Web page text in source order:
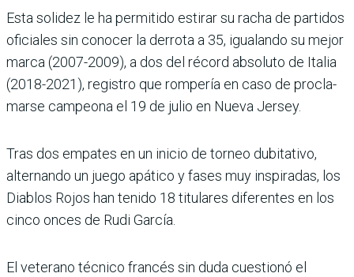
Esta solidez le ha permi­tido estirar su racha de par­tidos
oficiales sin conocer la derrota a 35, igualando su mejor
marca (2007-2009), a dos del récord absoluto de Ita­lia
(2018-2021), registro que rompería en caso de procla­
marse campeona el 19 de julio en Nueva Jersey.
Tras dos empates en un inicio de torneo dubitativo,
alter­nando un juego apático y fases muy inspiradas, los
Diablos Rojos han tenido 18 titulares diferentes en los
cinco onces de Rudi García.
El veterano técnico francés sin duda cuestionó el